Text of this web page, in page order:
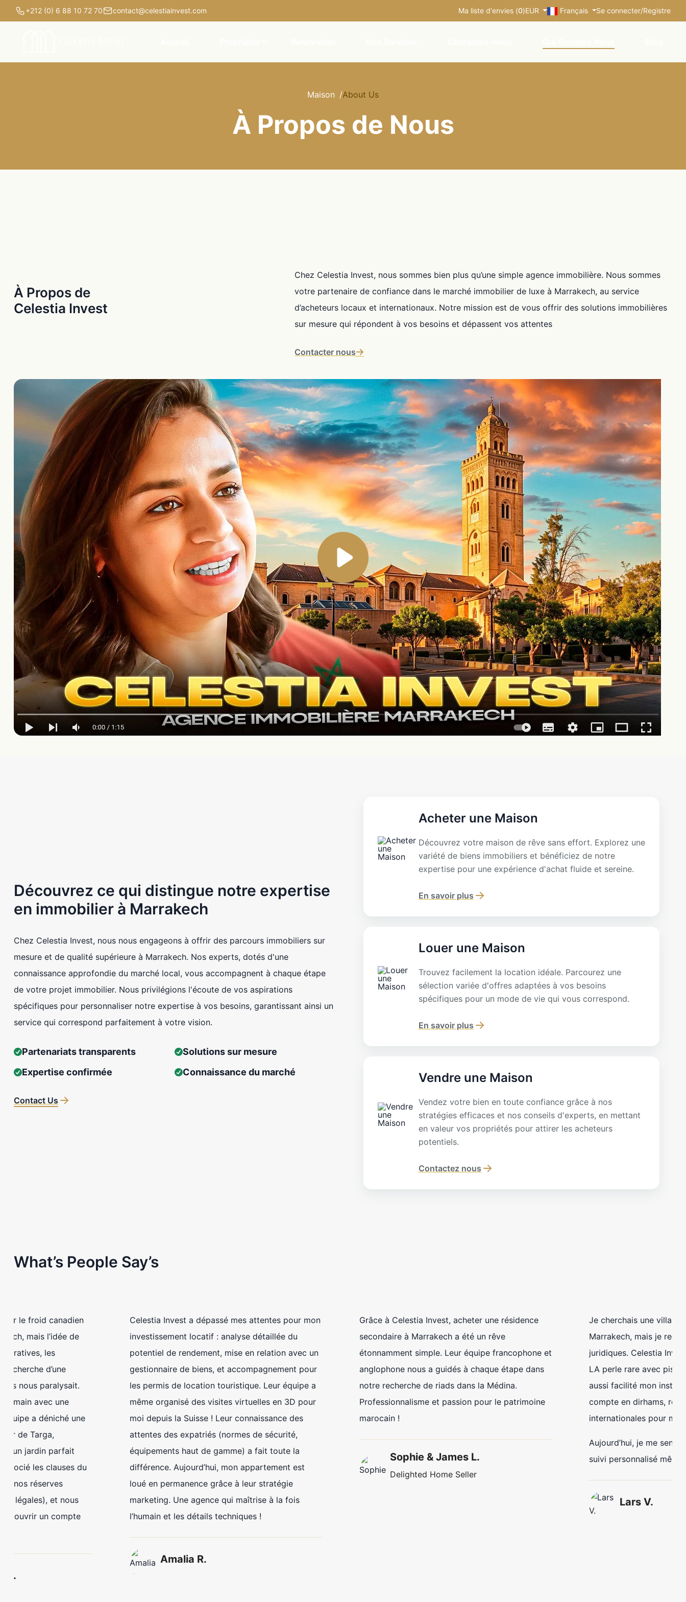
+212 (0) 6 88 10 72 70 contact@celestiainvest.com Ma liste d'envies (0)EUR Français Se connecter/Registre
Maison /About Us
À Propos de Nous
À Propos de
Celestia Invest
Chez Celestia Invest, nous sommes bien plus qu’une simple agence immobilière. Nous sommes
votre partenaire de confiance dans le marché immobilier de luxe à Marrakech, au service
d’acheteurs locaux et internationaux. Notre mission est de vous offrir des solutions immobilières
sur mesure qui répondent à vos besoins et dépassent vos attentes
Contacter nous
Découvrez ce qui distingue notre expertise
en immobilier à Marrakech
Chez Celestia Invest, nous nous engageons à offrir des parcours immobiliers sur
mesure et de qualité supérieure à Marrakech. Nos experts, dotés d'une
connaissance approfondie du marché local, vous accompagnent à chaque étape
de votre projet immobilier. Nous privilégions l'écoute de vos aspirations
spécifiques pour personnaliser notre expertise à vos besoins, garantissant ainsi un
service qui correspond parfaitement à votre vision.
Partenariats transparents
Solutions sur mesure
Expertise confirmée
Connaissance du marché
Contact Us
Acheter une Maison
Découvrez votre maison de rêve sans effort. Explorez une
variété de biens immobiliers et bénéficiez de notre
expertise pour une expérience d'achat fluide et sereine.
En savoir plus
Louer une Maison
Trouvez facilement la location idéale. Parcourez une
sélection variée d'offres adaptées à vos besoins
spécifiques pour un mode de vie qui vous correspond.
En savoir plus
Vendre une Maison
Vendez votre bien en toute confiance grâce à nos
stratégies efficaces et nos conseils d'experts, en mettant
en valeur vos propriétés pour attirer les acheteurs
potentiels.
Contactez nous
What’s People Say’s
Grâce à Celestia Invest, acheter une résidence
secondaire à Marrakech a été un rêve
étonnamment simple. Leur équipe francophone et
anglophone nous a guidés à chaque étape dans
notre recherche de riads dans la Médina.
Professionnalisme et passion pour le patrimoine
marocain !
Sophie & James L.
Je cherchais une villa sécurisée en périphérie de
Marrakech, mais je redoutais les complexités
juridiques. Celestia Invest a non seulement trouvé
LA perle rare avec piscine et jardin arboré, mais a
aussi facilité mon installation : ouverture d’un
compte en dirhams, recommandations d’écoles
internationales pour mes petits-enfants…
Aujourd’hui, je me sens chez moi ici, grâce à leur
suivi personnalisé même après la vente
Lars V.